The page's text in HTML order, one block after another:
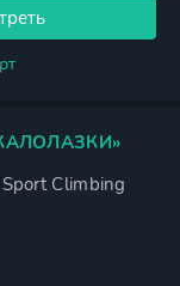
Climbing